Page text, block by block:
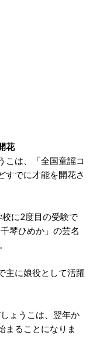
花
こは、「全国童謡コ
すでに才能を開花さ
に2度目の受験で
琴ひめか」の芸名
主に娘役として活躍
ょうこは、翌年か
まることになりま